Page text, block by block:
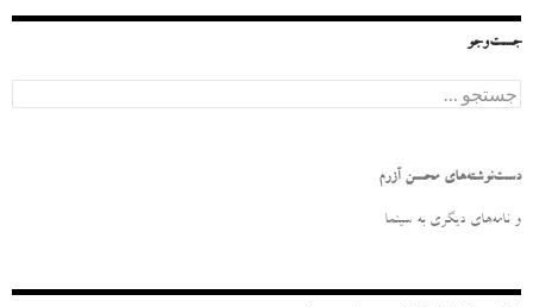
جست‌وجو
ج
س
و
ر
دست‌نوشته‌های محسن آزرم
و نامه‌‌های دیگری به سینما